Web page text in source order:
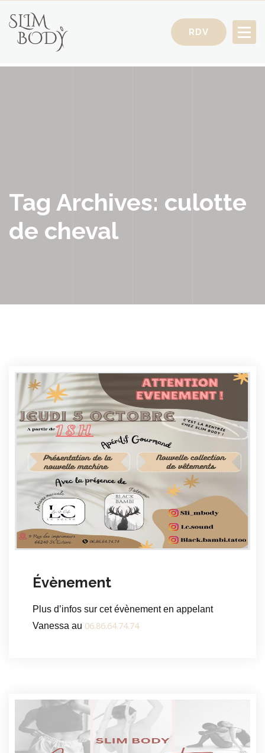
RDV
Tag Archives: culotte
de cheval
Évènement
Plus d’infos sur cet évènement en appelant
Vanessa au 06.86.64.74.74